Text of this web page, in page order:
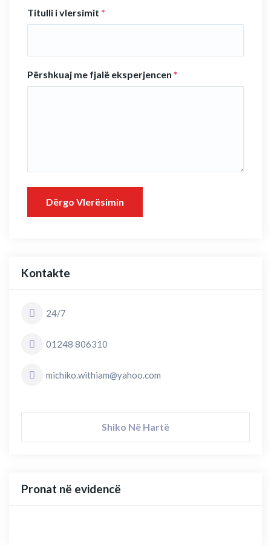
Titulli i vlersimit *
Përshkuaj me fjalë eksperjencen *
Dërgo Vlerësimin
Kontakte
24/7
01248 806310
michiko.withiam@yahoo.com
Shiko Në Hartë
Pronat në evidencë